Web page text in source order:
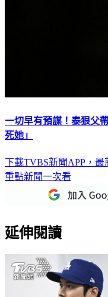
一切早有預謀！泰狠父
死她」
下載TVBS新聞APP，最
重點新聞一次看
延伸閱讀